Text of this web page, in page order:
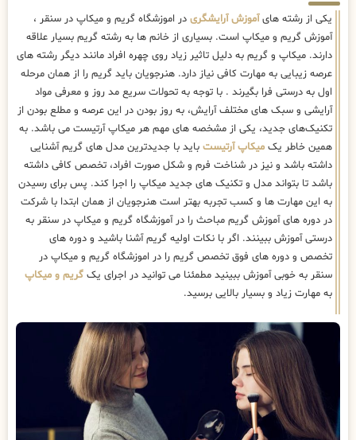
یکی از رشته هایآموزش آرایشگری در اموزشگاه گریم و میکاپ در سنقر ،
آموزش گریم و میکاپ است. بسیاری از خانم ها به رشته گریم بسیار علاقه
دارند. میکاپ و گریم به دلیل تاثیر زیاد روی چهره افراد مانند دیگر رشته های
عرصه زیبایی به مهارت کافی نیاز دارد. هنرجویان باید گریم را از همان مرحله
اول به درستی فرا بگیرند . با توجه به تحولات سریع مد روز و معرفی مواد
آرایشی و سبک های مختلف آرایش، به روز بودن در این عرصه و مطلع بودن از
تکنیک‌های جدید، یکی از مشخصه های مهم هر میکاپ آرتیست می باشد. به
همین خاطر یک میکاپ آرتیست باید با جدیدترین مدل های گریم آشنایی
داشته باشد و نیز در شناخت فرم و شکل صورت افراد، تخصص کافی داشته
باشد تا بتواند مدل و تکنیک های جدید میکاپ را اجرا کند. پس برای رسیدن
به این مهارت ها و کسب تجربه بهتر است هنرجویان از همان ابتدا با شرکت
در دوره های آموزش گریم مباحث را در آموزشگاه گریم و میکاپ در سنقر به
درستی آموزش ببینند. اگر با نکات اولیه گریم آشنا باشید و دوره های
تخصص و دوره های فوق تخصص گریم را در اموزشگاه گریم و میکاپ در
سنقر به خوبی آموزش ببینید مطمئنا می توانید در اجرای یک گریم و میکاپ
به مهارت زیاد و بسیار بالایی برسید.